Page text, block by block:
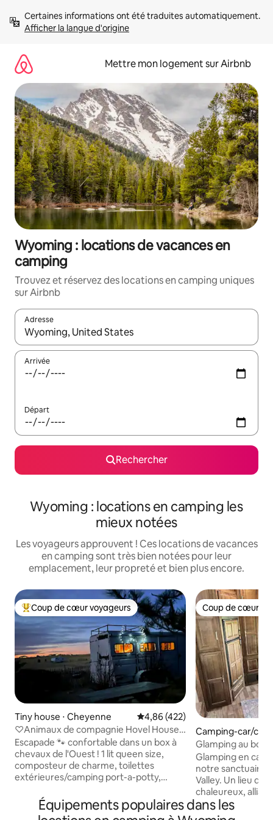
directement
Afficher la langue d'origine
Mettre mon logement sur Airbnb
Wyoming : locations de vacances en
camping
Trouvez et réservez des locations en camping uniques
sur Airbnb
Adresse
Lorsque les résultats s'affichent, utilisez les flèches vers le
Arrivée
Départ
Rechercher
Wyoming : locations en camping les
mieux notées
Les voyageurs approuvent ! Ces locations de vacances
en camping sont très bien notées pour leur
emplacement, leur propreté et bien plus encore.
Coups de cœur voyageurs les plus appréciés
Coup de cœur voyageurs
Tiny house ⋅ Cheyenne Évaluation moyenne sur la
4,86 (422)
♡Animaux de compagnie Hovel House
Horsebox Reno -20 % 2e, 3e nuit
Escapade 🐾 confortable dans un box à
chevaux de l'Ouest ! 1 lit queen size,
composteur de charme, toilettes
extérieures/camping port-a-potty,
chaude 🚿! ✨ Rare ! 2 animaux de
compagnie séjournent gratuitement
Coup de cœur
Coup de cœur
Camping-car/
Glamping au bord
Valley Sanctuary
Glamping en
notre sanctuaire
Valley. Un lieu de
chaleureux,
paix profonde, où
ressourcer.
Équipements populaires dans les